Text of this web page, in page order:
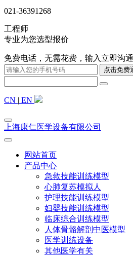
021-36391268
工程师
专业为您选型报价
免费电话，无需花费，输入立即沟通
CN | EN
上海康仁医学设备有限公司
网站首页
产品中心
急救技能训练模型
心肺复苏模拟人
护理技能训练模型
妇婴技能训练模型
临床综合训练模型
人体骨骼解剖中医模型
医学训练设备
其他医学有关